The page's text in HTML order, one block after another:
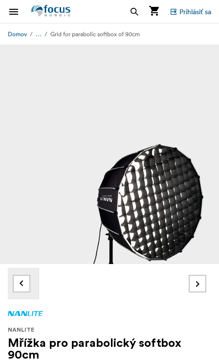
Prihlásiť sa
Domov ... Grid for parabolic softbox of 90cm
NANLITE
Mřížka pro parabolický softbox
90cm